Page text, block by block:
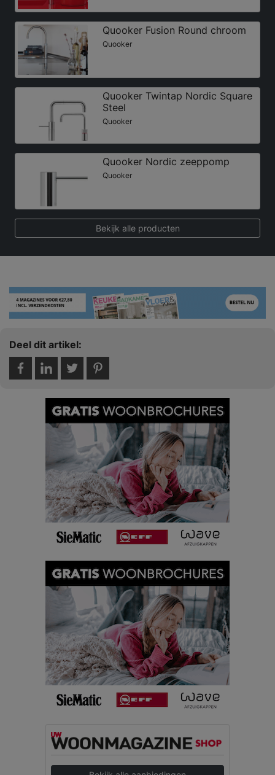
Quooker Fusion Round chroom
Quooker
Quooker Twintap Nordic Square
Steel
Quooker
Quooker Nordic zeeppomp
Quooker
Bekijk alle producten
Deel dit artikel: